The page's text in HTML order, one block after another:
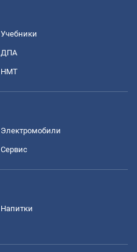
Учебники
ДПА
НМТ
Электромобили
Сервис
Напитки